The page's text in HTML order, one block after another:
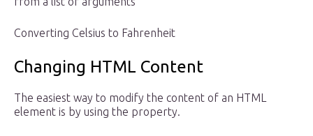
Converting Celsius to Fahrenheit
Changing HTML Content
The easiest way to modify the content of an HTML
element is by using the property.